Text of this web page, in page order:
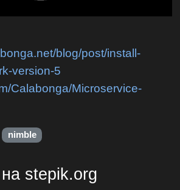
blog/post/install-
version-5
Calabonga/Microservice-
nimble
stepik.org